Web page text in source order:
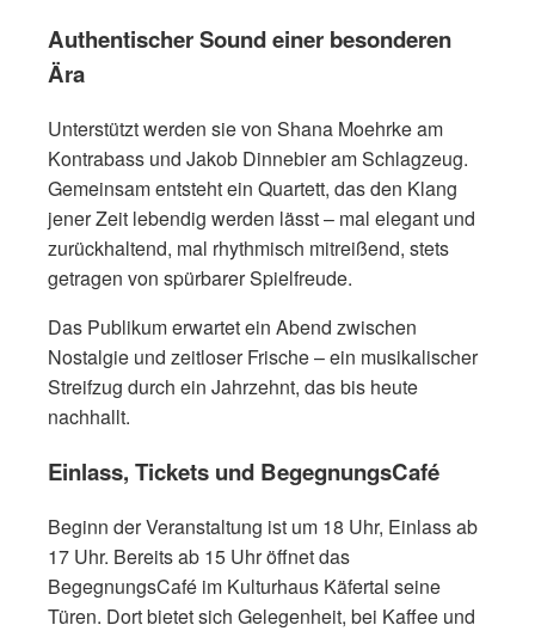
Authentischer Sound einer besonderen
Ära
Unterstützt werden sie von Shana Moehrke am
Kontrabass und Jakob Dinnebier am Schlagzeug.
Gemeinsam entsteht ein Quartett, das den Klang
jener Zeit lebendig werden lässt – mal elegant und
zurückhaltend, mal rhythmisch mitreißend, stets
getragen von spürbarer Spielfreude.
Das Publikum erwartet ein Abend zwischen
Nostalgie und zeitloser Frische – ein musikalischer
Streifzug durch ein Jahrzehnt, das bis heute
nachhallt.
Einlass, Tickets und BegegnungsCafé
Beginn der Veranstaltung ist um 18 Uhr, Einlass ab
17 Uhr. Bereits ab 15 Uhr öffnet das
BegegnungsCafé im Kulturhaus Käfertal seine
Türen. Dort bietet sich Gelegenheit, bei Kaffee und